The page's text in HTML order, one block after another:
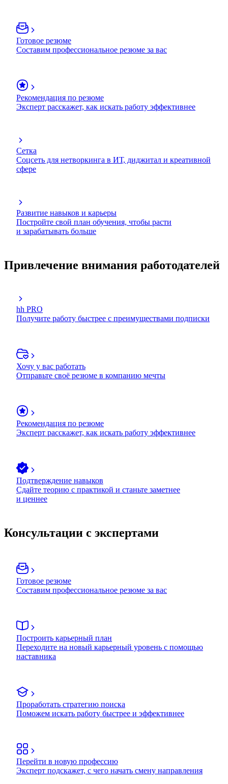
Готовое резюме
Составим профессиональное резюме за вас
Рекомендация по резюме
Эксперт расскажет, как искать работу эффективнее
Сетка
Соцсеть для нетворкинга в ИТ, диджитал и креативной
сфере
Развитие навыков и карьеры
Постройте свой план обучения, чтобы расти
и зарабатывать больше
Привлечение внимания работодателей
hh PRO
Получите работу быстрее с преимуществами подписки
Хочу у вас работать
Отправьте своё резюме в компанию мечты
Рекомендация по резюме
Эксперт расскажет, как искать работу эффективнее
Подтверждение навыков
Сдайте теорию с практикой и станьте заметнее
и ценнее
Консультации с экспертами
Готовое резюме
Составим профессиональное резюме за вас
Построить карьерный план
Переходите на новый карьерный уровень с помощью
наставника
Проработать стратегию поиска
Поможем искать работу быстрее и эффективнее
Перейти в новую профессию
Эксперт подскажет, с чего начать смену направления